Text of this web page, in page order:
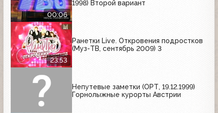
00:06
1998) Второй вариант
23:53
Ранетки Live. Откровения подростков
(Муз-ТВ, сентябрь 2009) 3
Непутевые заметки (ОРТ, 19.12.1999)
Горнолыжные курорты Австрии